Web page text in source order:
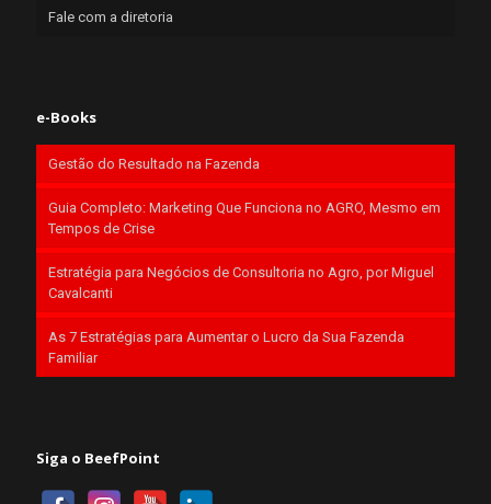
Fale com a diretoria
e-Books
Gestão do Resultado na Fazenda
Guia Completo: Marketing Que Funciona no AGRO, Mesmo em
Tempos de Crise
Estratégia para Negócios de Consultoria no Agro, por Miguel
Cavalcanti
As 7 Estratégias para Aumentar o Lucro da Sua Fazenda
Familiar
Siga o BeefPoint